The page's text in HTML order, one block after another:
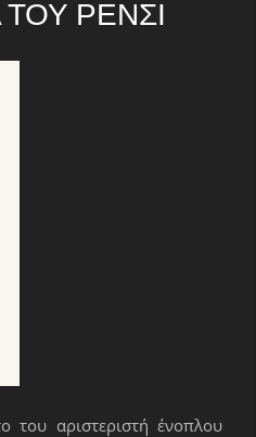
ΡΈΝΣΙ
του αριστεριστή ένοπλου